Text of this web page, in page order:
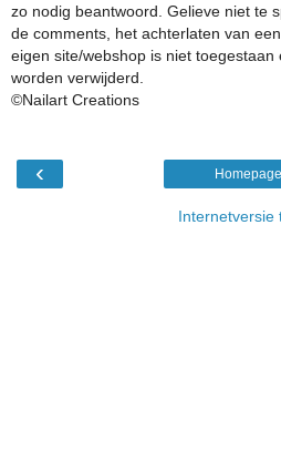
zo nodig beantwoord. Gelieve niet te
de comments, het achterlaten van
eigen site/webshop is niet toegestaan
worden verwijderd.
©Nailart Creations
‹ Homepage
Internetversie